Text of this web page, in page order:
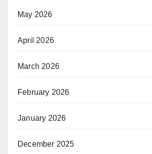
May 2026
April 2026
March 2026
February 2026
January 2026
December 2025